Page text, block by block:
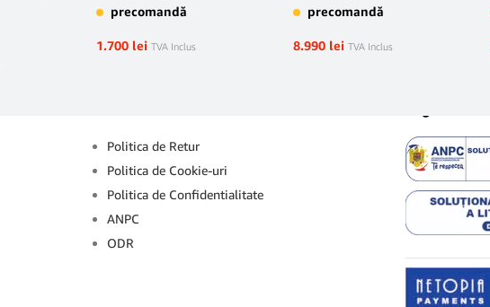
precomandă
1.700 lei TVA Inclus
precomandă
8.990 lei TVA Inclus
Politica de Retur
Politica de Cookie-uri
Politica de Confidentialitate
ANPC
ODR